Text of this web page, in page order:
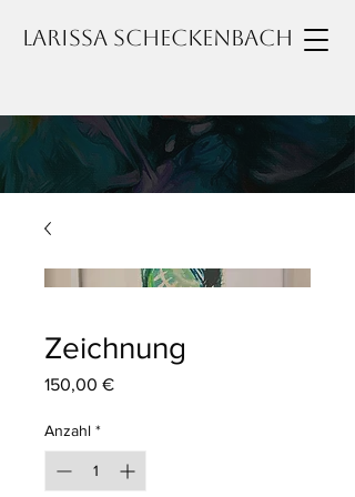
Larissa Scheckenbach
Zeichnung
150,00 €Preis
Anzahl *